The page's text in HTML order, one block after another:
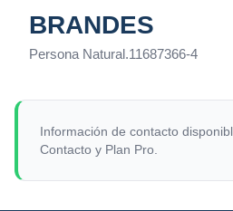
BRANDES
Persona Natural.11687366-4
Información de contacto
Contacto y Plan Pro.